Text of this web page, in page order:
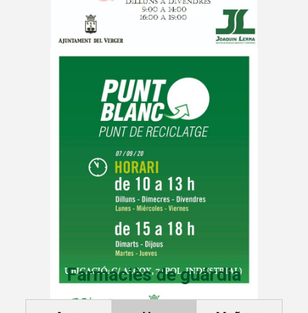
Farmaciès de guárdia